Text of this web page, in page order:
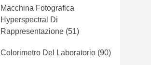
Macchina Fotografica
Hyperspectral Di
Rappresentazione (51)
Colorimetro Del Laboratorio (90)